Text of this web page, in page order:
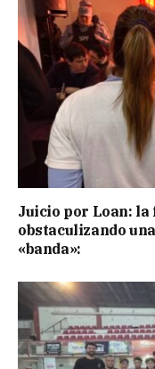
Juicio por Loan:
obstaculizando
«banda»: